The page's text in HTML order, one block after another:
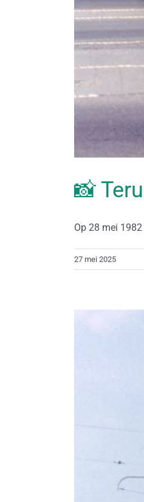
📸
Op 28 mei
27 mei 2025